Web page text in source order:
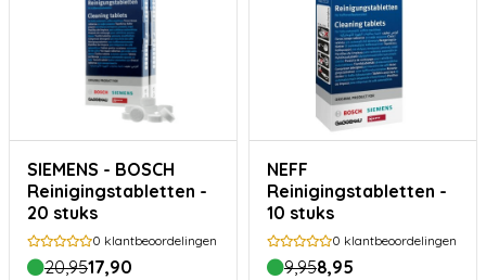
SIEMENS - BOSCH
Reinigingstabletten -
20 stuks
0 klantbeoordelingen
20,9517,90
NEFF
Reinigingstabletten -
10 stuks
0 klantbeoordelingen
9,958,95